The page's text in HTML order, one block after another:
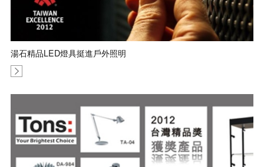
湯石精品LED燈具挺進戶外照明